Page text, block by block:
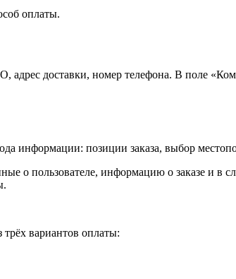
оплаты.
доставки, номер телефона. В поле
информации: позиции заказа, выбор
о пользователе, информацию о заказе и в
вариантов оплаты: